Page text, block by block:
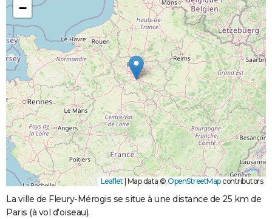
−
Leaflet Map data ©OpenStreetMapcontributors
La ville de Fleury-Mérogis se situe à une distance de 25 km de
Paris (à vol d'oiseau).